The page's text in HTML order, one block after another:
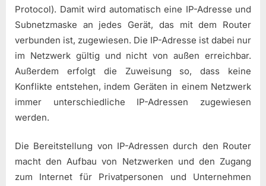
Protocol). Damit wird automatisch eine IP-Adresse und
Subnetzmaske an jedes Gerät, das mit dem Router
verbunden ist, zugewiesen. Die IP-Adresse ist dabei nur
im Netzwerk gültig und nicht von außen erreichbar.
Außerdem erfolgt die Zuweisung so, dass keine
Konflikte entstehen, indem Geräten in einem Netzwerk
immer unterschiedliche IP-Adressen zugewiesen
werden.
Die Bereitstellung von IP-Adressen durch den Router
macht den Aufbau von Netzwerken und den Zugang
zum Internet für Privatpersonen und Unternehmen